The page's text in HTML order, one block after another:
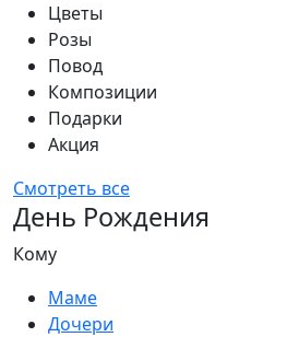
Цветы
Розы
Повод
Композиции
Подарки
Акция
Смотреть все
День Рождения
Кому
Маме
Дочери